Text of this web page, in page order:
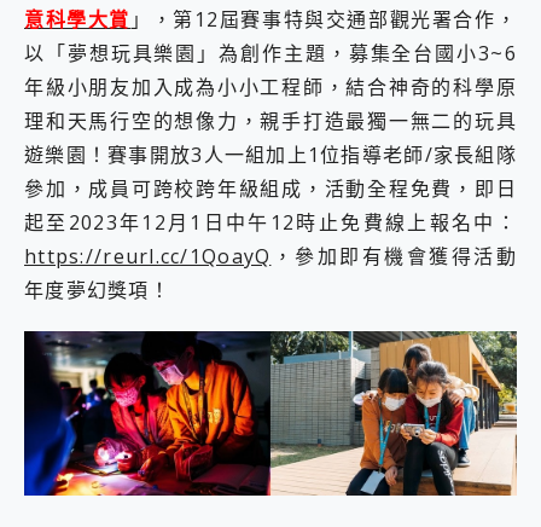
vivo TWS 3e 真無線藍牙耳機智慧降噪升級、音質明亮溫潤，並支援雙設備連接~
MSI Claw 掌機專屬配件包 來囉 完美保護 MSI Claw A1M-026TW 電競掌機
人像旗艦 vivo V30 系列 開箱 評測! 首搭蔡司光學鏡頭、攝影棚級柔光環、拍攝功能最好玩的美拍神機 vivo V30 Pro
多個願望一次滿足 超強散熱 微星 MSI Claw A1M-026TW 電競掌機 開箱 評測
一吸完美對位 擁有超強吸力與超好用的隱磁支架 O-ONE MAG 最會吸的行動電源 開箱 評測
OPPO 哈蘇 300mm 專業增距鏡實測：Find X9 Ultra 光學長焦隨手拍，紀錄生活就是這麼簡單
Motorola edge 70 pro 及 moto g37 power上市，登錄在送飛利浦氣炸鍋
近八千元的 Soundcore Liberty 5 Pro Max，有螢幕的耳機會是智商稅嗎?
ASUS Pad 全面應援 Me Time，加碼愛奇藝黃金雙周卡體驗，專案價最低 NT$0 起
意科學大賞 」，第12屆賽事特與交通部觀光署合作，
以「夢想玩具樂園」為創作主題，募集全台國小3~6
年級小朋友加入成為小小工程師，結合神奇的科學原
理和天馬行空的想像力，親手打造最獨一無二的玩具
遊樂園！賽事開放3人一組加上1位指導老師/家長組隊
參加，成員可跨校跨年級組成，活動全程免費，即日
起至2023年12月1日中午12時止免費線上報名中：
https://reurl.cc/1QoayQ ，參加即有機會獲得活動
年度夢幻獎項！